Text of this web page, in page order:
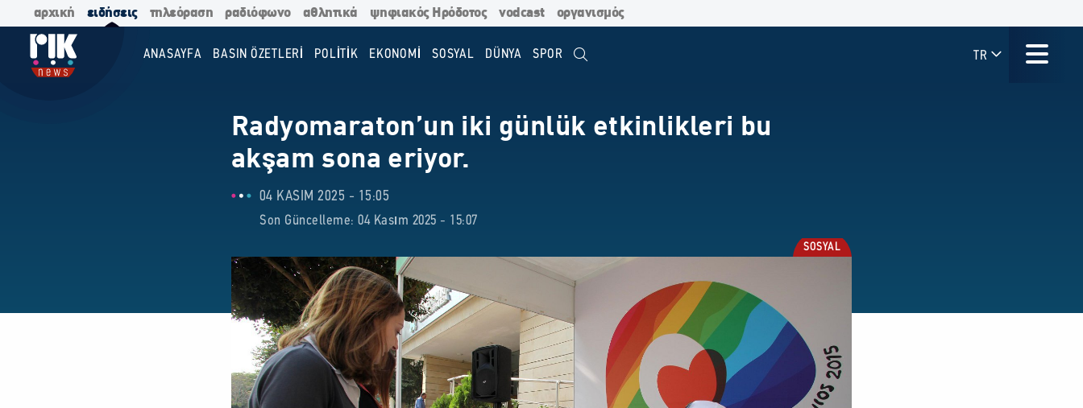
αρχική ειδήσεις τηλεόραση ραδιόφωνο αθλητικά ψηφιακός Ηρόδοτος vodcast οργανισμός
ANASAYFA BASIN ÖZETLERİ POLİTİK EKONOMİ SOSYAL DÜNYA SPOR TR
Radyomaraton’un iki günlük etkinlikleri bu
akşam sona eriyor.
04 KASIM 2025 - 15:05
Son Güncelleme: 04 Kasım 2025 - 15:07
SOSYAL